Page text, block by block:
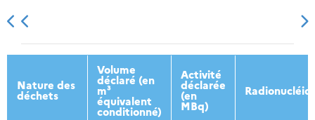
2013 2014 2015 2016
Nature des
déchets
Volume
déclaré (en
m³
équivalent
conditionné)
Activité
déclarée
(en
MBq)